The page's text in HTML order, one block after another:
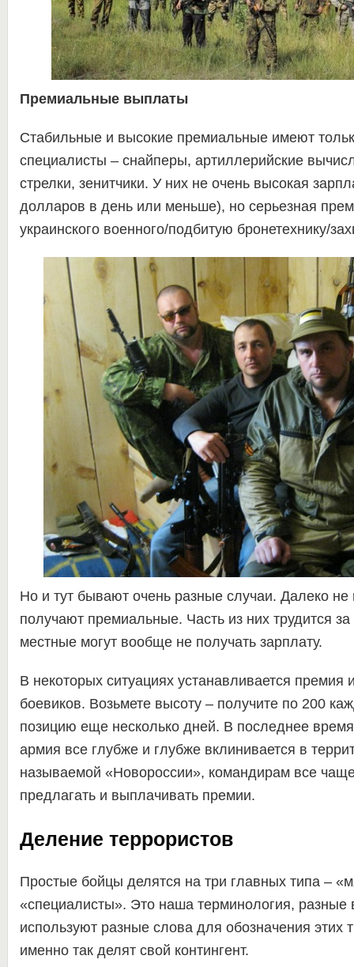
Премиальные выплаты
Стабильные и высокие премиальные имеют
специалисты – снайперы, артиллерийские
стрелки, зенитчики. У них не очень высокая
долларов в день или меньше), но серьезная
украинского военного/подбитую бронетехнику/
Но и тут бывают очень разные случаи. Далеко не
получают премиальные. Часть из них трудится
местные могут вообще не получать зарплату.
В некоторых ситуациях устанавливается премия
боевиков. Возьмете высоту – получите по 200
позицию еще несколько дней. В последнее
армия все глубже и глубже вклинивается в
называемой «Новороссии», командирам все
предлагать и выплачивать премии.
Деление террористов
Простые бойцы делятся на три главных типа –
«специалисты». Это наша терминология, разные
используют разные слова для обозначения этих
именно так делят свой контингент.